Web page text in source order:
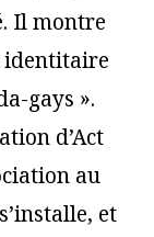
Il montre
identitaire
gays ».
d’Act
au
et